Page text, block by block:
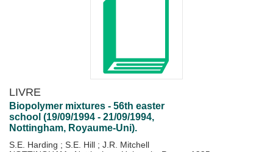
LIVRE
Biopolymer mixtures - 56th easter
school (19/09/1994 - 21/09/1994,
Nottingham, Royaume-Uni).
S.E. Harding ; S.E. Hill ; J.R. Mitchell